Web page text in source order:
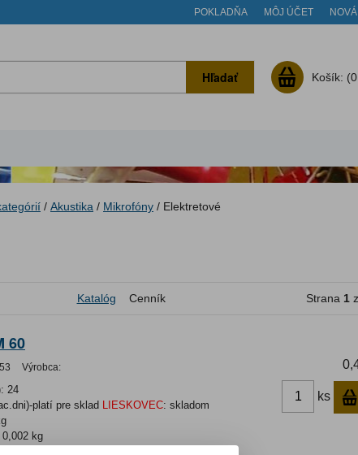
POKLADŇA MÔJ ÚČET
Hľadať Košík:
/ Akustika / Mikrofóny / Elektretové
Katalóg Cenník Strana 1 z
60
Výrobca:
24
platí pre sklad LIESKOVEC: skladom
0,002 kg
ks